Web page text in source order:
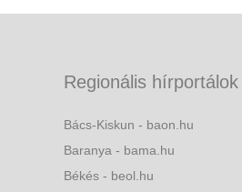
Regionális hírportálok
Bács-Kiskun - baon.hu
Baranya - bama.hu
Békés - beol.hu